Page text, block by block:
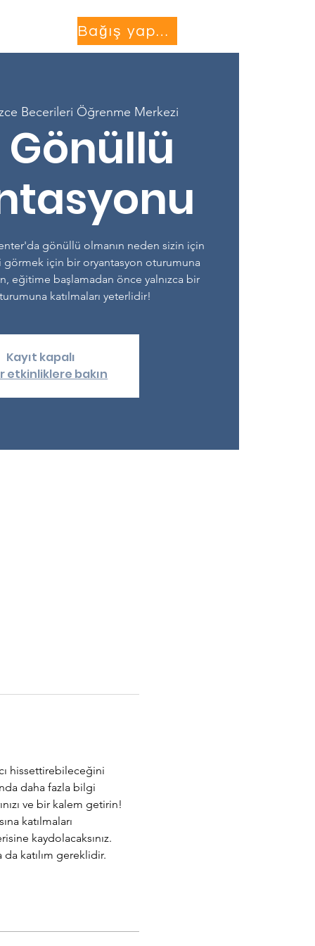
More... Bağış yapmak
Becerileri Öğrenme Merkezi
gönüllü olmanın neden sizin için
için bir oryantasyon oturumuna
eğitime başlamadan önce yalnızca bir
katılmaları yeterlidir!
Kayıt kapalı
etkinliklere bakın
hissettirebileceğini
daha fazla bilgi
ve bir kalem getirin!
katılmaları
kaydolacaksınız.
katılım gereklidir.